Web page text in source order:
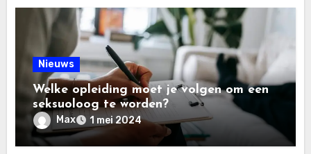
Nieuws
Welke opleiding moet je volgen om een
seksuoloog te worden?
Max 1 mei 2024